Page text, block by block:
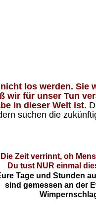
los werden. Sie
wir für unser Tun
in dieser Welt ist.
suchen die
Zeit verrinnt, oh
Du tust NUR einmal
Tage und Stunden
sind gemessen an der